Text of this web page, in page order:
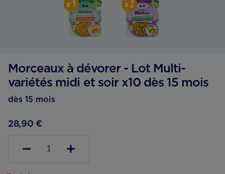
Morceaux à dévorer - Lot Multi-
variétés midi et soir x10 dès 15 mois
dès 15 mois
28,90 €
1